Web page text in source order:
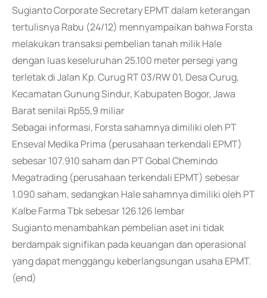
Sugianto Corporate Secretary EPMT dalam keterangan
tertulisnya Rabu (24/12) mennyampaikan bahwa Forsta
melakukan transaksi pembelian tanah milik Hale
dengan luas keseluruhan 25.100 meter persegi yang
terletak di Jalan Kp. Curug RT 03/RW 01, Desa Curug,
Kecamatan Gunung Sindur, Kabupaten Bogor, Jawa
Barat senilai Rp55,9 miliar
Sebagai informasi, Forsta sahamnya dimiliki oleh PT
Enseval Medika Prima (perusahaan terkendali EPMT)
sebesar 107.910 saham dan PT Gobal Chemindo
Megatrading (perusahaan terkendali EPMT) sebesar
1.090 saham, sedangkan Hale sahamnya dimiliki oleh PT
Kalbe Farma Tbk sebesar 126.126 lembar
Sugianto menambahkan pembelian aset ini tidak
berdampak signifikan pada keuangan dan operasional
yang dapat menggangu keberlangsungan usaha EPMT.
(end)